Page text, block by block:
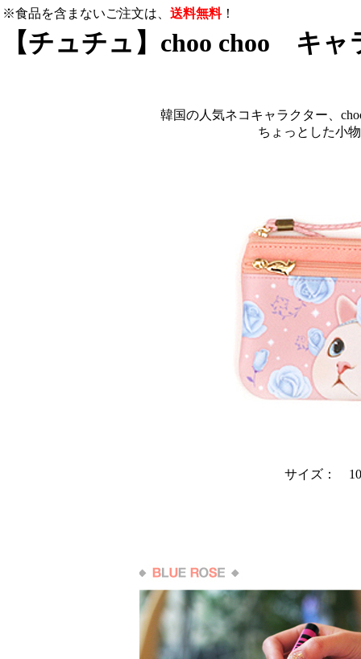
※食品を含まないご注文は、 送料無料！
【チュチュ】choo choo キ
韓国の人気ネコキャラクター、
ちょっとした小
サイズ：